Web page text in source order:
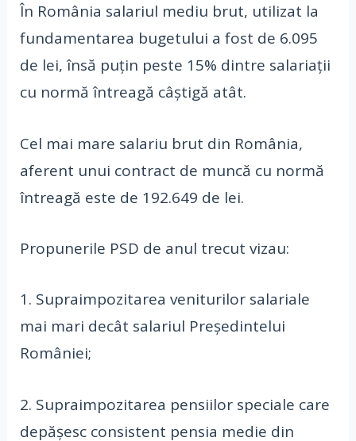
În România salariul mediu brut, utilizat la
fundamentarea bugetului a fost de 6.095
de lei, însă puțin peste 15% dintre salariații
cu normă întreagă câștigă atât.
Cel mai mare salariu brut din România,
aferent unui contract de muncă cu normă
întreagă este de 192.649 de lei.
Propunerile PSD de anul trecut vizau:
1. Supraimpozitarea veniturilor salariale
mai mari decât salariul Președintelui
României;
2. Supraimpozitarea pensiilor speciale care
depășesc consistent pensia medie din